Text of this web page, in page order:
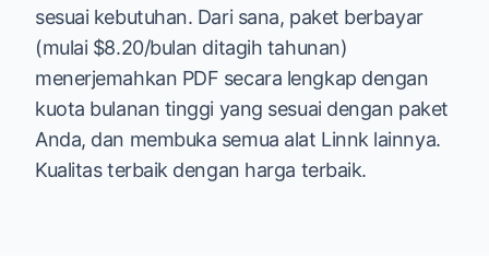
sesuai kebutuhan. Dari sana, paket berbayar
(mulai $8.20/bulan ditagih tahunan)
menerjemahkan PDF secara lengkap dengan
kuota bulanan tinggi yang sesuai dengan paket
Anda, dan membuka semua alat Linnk lainnya.
Kualitas terbaik dengan harga terbaik.